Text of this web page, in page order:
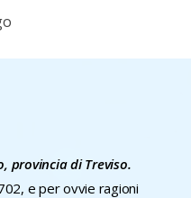
provincia di Treviso.
e per ovvie ragioni